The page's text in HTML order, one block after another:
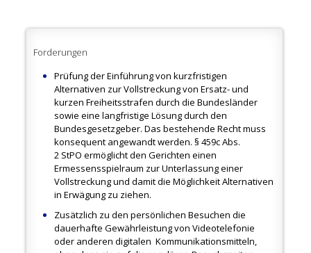
Forderungen
Prüfung der Einführung von kurzfristigen
Alternativen zur Vollstreckung von Ersatz- und
kurzen Freiheitsstrafen durch die Bundesländer
sowie eine langfristige Lösung durch den
Bundesgesetzgeber. Das bestehende Recht muss
konsequent angewandt werden. § 459c Abs.
2 StPO ermöglicht den Gerichten einen
Ermessensspielraum zur Unterlassung einer
Vollstreckung und damit die Möglichkeit Alternativen
in Erwägung zu ziehen.
Zusätzlich zu den persönlichen Besuchen die
dauerhafte Gewährleistung von Videotelefonie
oder anderen digitalen Kommunikationsmitteln,